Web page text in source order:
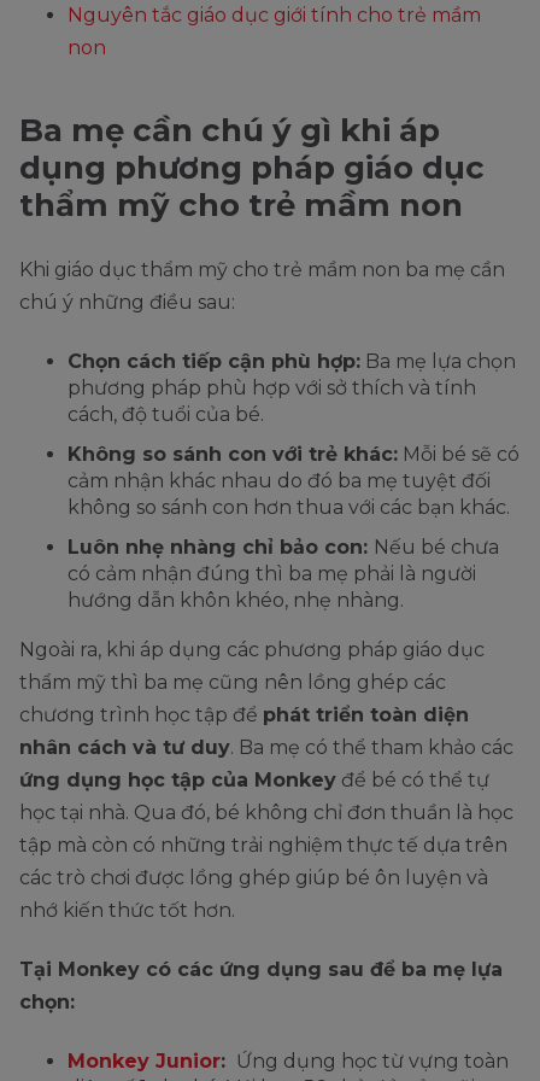
Nguyên tắc giáo dục giới tính cho trẻ mầm
non
Ba mẹ cần chú ý gì khi áp
dụng phương pháp giáo dục
thẩm mỹ cho trẻ mầm non
Khi giáo dục thẩm mỹ cho trẻ mầm non ba mẹ cần
chú ý những điều sau:
Chọn cách tiếp cận phù hợp: Ba mẹ lựa chọn
phương pháp phù hợp với sở thích và tính
cách, độ tuổi của bé.
Không so sánh con với trẻ khác: Mỗi bé sẽ có
cảm nhận khác nhau do đó ba mẹ tuyệt đối
không so sánh con hơn thua với các bạn khác.
Luôn nhẹ nhàng chỉ bảo con: Nếu bé chưa
có cảm nhận đúng thì ba mẹ phải là người
hướng dẫn khôn khéo, nhẹ nhàng.
Ngoài ra, khi áp dụng các phương pháp giáo dục
thẩm mỹ thì ba mẹ cũng nên lồng ghép các
chương trình học tập để phát triển toàn diện
nhân cách và tư duy. Ba mẹ có thể tham khảo các
ứng dụng học tập của Monkey để bé có thể tự
học tại nhà. Qua đó, bé không chỉ đơn thuần là học
tập mà còn có những trải nghiệm thực tế dựa trên
các trò chơi được lồng ghép giúp bé ôn luyện và
nhớ kiến thức tốt hơn.
Tại Monkey có các ứng dụng sau để ba mẹ lựa
chọn:
Monkey Junior: Ứng dụng học từ vựng toàn